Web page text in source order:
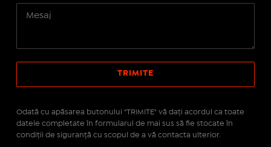
Odată cu apăsarea butonului "TRIMITE" vă daţi acordul ca toate
datele completate în formularul de mai sus să fie stocate în
condiţii de siguranţă cu scopul de a vă contacta ulterior.